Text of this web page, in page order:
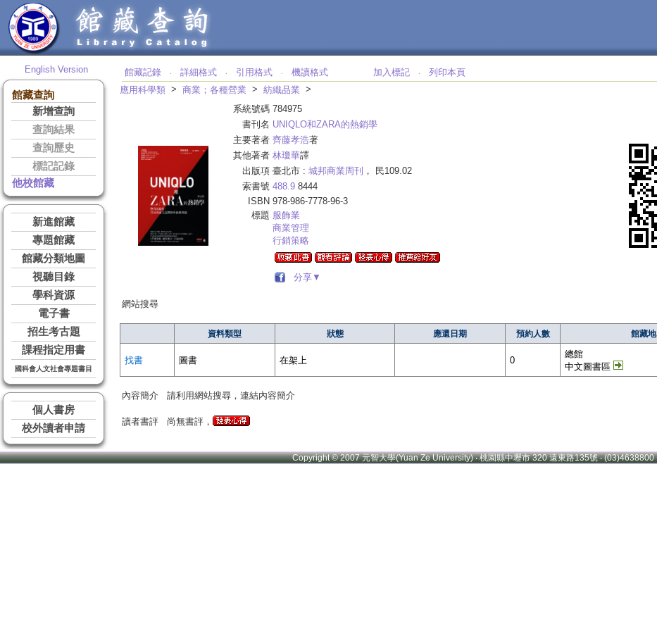
English Version
館藏查詢
新增查詢
查詢結果
查詢歷史
標記記錄
他校館藏
新進館藏
專題館藏
館藏分類地圖
視聽目錄
學科資源
電子書
招生考古題
課程指定用書
國科會人文社會專題書目
個人書房
校外讀者申請
館藏記錄 ‧ 詳細格式 ‧ 引用格式 ‧ 機讀格式 加入標記 ‧
列印本頁
應用科學類 > 商業；各種營業 > 紡織品業 >
系統號碼 784975
書刊名 UNIQLO和ZARA的熱銷學
主要著者 齊藤孝浩著
其他著者 林瓊華譯
出版項 臺北市 : 城邦商業周刊 ， 民109.02
索書號 488.9 8444
ISBN 978-986-7778-96-3
標題 服飾業
商業管理
行銷策略
分享▼
網站搜尋
資料類型 狀態 應還日期 預約人數 館藏地
找書 圖書 在架上 0
總館
中文圖書區
內容簡介 請利用網站搜尋，連結內容簡介
讀者書評 尚無書評，
Copyright © 2007 元智大學(Yuan Ze University) ‧ 桃園縣中壢市 320 遠東路135號 ‧ (03)4638800